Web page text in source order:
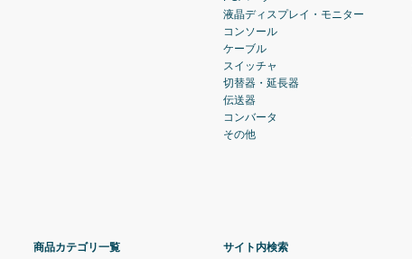
液晶ディスプレイ・モニター
コンソール
ケーブル
スイッチャ
切替器・延長器
伝送器
コンバータ
その他
商品カテゴリ一覧 サイト内検索